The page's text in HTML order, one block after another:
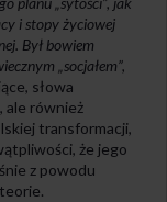
i stopy życiowej
Był bowiem
„socjałem”,
słowa
ale również
transformacji,
że jego
z powodu